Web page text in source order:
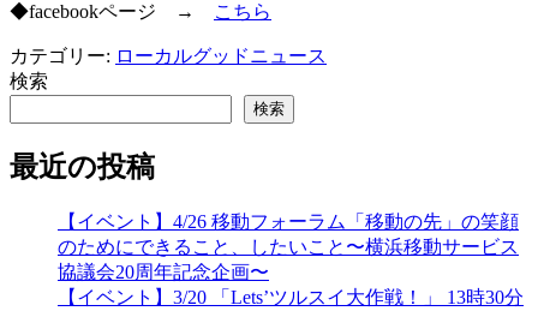
◆facebookページ →
こちら
カテゴリー: ローカルグッドニュース
検索
検索
最近の投稿
【イベント】4/26 移動フォーラム「移動の先」の笑顔
のためにできること、したいこと〜横浜移動サービス
協議会20周年記念企画〜
【イベント】3/20 「Lets’ツルスイ大作戦！」 13時30分